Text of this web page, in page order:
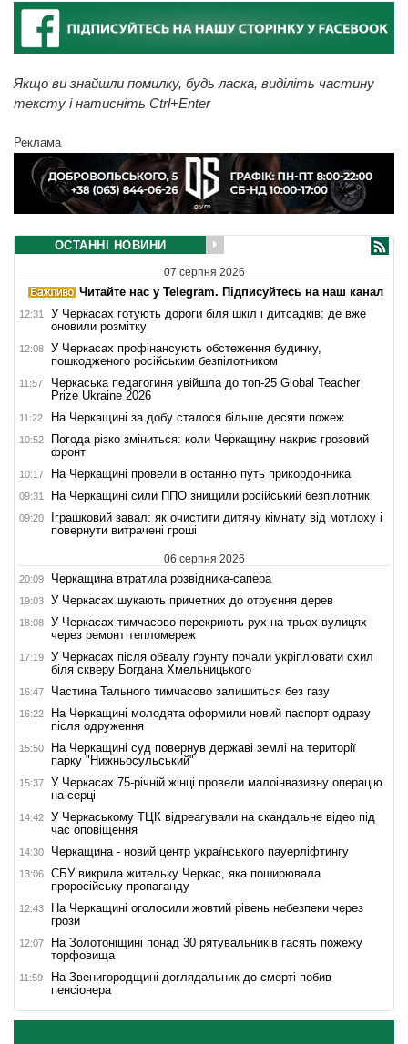
Якщо ви знайшли помилку, будь ласка, виділіть частину
тексту і натисніть Ctrl+Enter
Реклама
ОСТАННІ НОВИНИ
07 серпня 2026
Читайте нас у Telegram. Підписуйтесь на наш канал
12:31
У Черкасах готують дороги біля шкіл і дитсадків: де вже
оновили розмітку
12:08
У Черкасах профінансують обстеження будинку,
пошкодженого російським безпілотником
11:57
Черкаська педагогиня увійшла до топ-25 Global Teacher
Prize Ukraine 2026
11:22 На Черкащині за добу сталося більше десяти пожеж
10:52
Погода різко зміниться: коли Черкащину накриє грозовий
фронт
10:17 На Черкащині провели в останню путь прикордонника
09:31 На Черкащині сили ППО знищили російський безпілотник
09:20
Іграшковий завал: як очистити дитячу кімнату від мотлоху і
повернути витрачені гроші
06 серпня 2026
20:09 Черкащина втратила розвідника-сапера
19:03 У Черкасах шукають причетних до отруєння дерев
18:08
У Черкасах тимчасово перекриють рух на трьох вулицях
через ремонт тепломереж
17:19
У Черкасах після обвалу ґрунту почали укріплювати схил
біля скверу Богдана Хмельницького
16:47 Частина Тального тимчасово залишиться без газу
16:22
На Черкащині молодята оформили новий паспорт одразу
після одруження
15:50
На Черкащині суд повернув державі землі на території
парку "Нижньосульський"
15:37
У Черкасах 75-річній жінці провели малоінвазивну операцію
на серці
14:42
У Черкаському ТЦК відреагували на скандальне відео під
час оповіщення
14:30 Черкащина - новий центр українського пауерліфтингу
13:06
СБУ викрила жительку Черкас, яка поширювала
проросійську пропаганду
12:43
На Черкащині оголосили жовтий рівень небезпеки через
грози
12:07
На Золотоніщині понад 30 рятувальників гасять пожежу
торфовища
11:59
На Звенигородщині доглядальник до смерті побив
пенсіонера